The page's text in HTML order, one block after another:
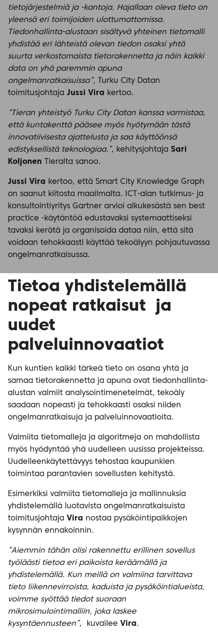
tietojärjestelmiä ja -kantoja. Hajallaan oleva tieto on
yleensä eri toimijoiden ulottumattomissa.
Tiedonhallinta-alustaan sisältyvä yhteinen tietomalli
yhdistää eri lähteistä olevan tiedon osaksi yhtä
suurta verkostomaista tietorakennetta ja näin kaikki
data on yhä paremmin apuna
ongelmanratkaisuissa”, Turku City Datan
toimitusjohtaja Jussi Vira kertoo.
“Tieran yhteistyö Turku City Datan kanssa varmistaa,
että kuntakenttä pääsee myös hyötymään tästä
innovatiivisesta ajattelusta ja saa käyttöönsä
edistyksellistä teknologiaa.”, kehitysjohtaja Sari
Koljonen Tieralta sanoo.
Jussi Vira kertoo, että Smart City Knowledge Graph
on saanut kiitosta maailmalta. ICT-alan tutkimus- ja
konsultointiyritys Gartner arvioi alkukesästä sen best
practice -käytäntöä edustavaksi systemaattiseksi
tavaksi kerätä ja organisoida dataa niin, että sitä
voidaan tehokkaasti käyttää tekoälyyn pohjautuvassa
ongelmanratkaisussa.
Tietoa yhdistelemällä
nopeat ratkaisut ja
uudet
palveluinnovaatiot
Kun kuntien kaikki tärkeä tieto on osana yhtä ja
samaa tietorakennetta ja apuna ovat tiedonhallinta-
alustan valmiit analysointimenetelmät, tekoäly
saadaan nopeasti ja tehokkaasti osaksi niiden
ongelmanratkaisuja ja palveluinnovaatioita.
Valmiita tietomalleja ja algoritmeja on mahdollista
myös hyödyntää yhä uudelleen uusissa projekteissa.
Uudelleenkäytettävyys tehostaa kaupunkien
toimintaa parantavien sovellusten kehitystä.
Esimerkiksi valmiita tietomalleja ja mallinnuksia
yhdistelemällä luotavista ongelmanratkaisuista
toimitusjohtaja Vira nostaa pysäköintipaikkojen
kysynnän ennakoinnin.
“Aiemmin tähän olisi rakennettu erillinen sovellus
työläästi tietoa eri paikoista keräämällä ja
yhdistelemällä. Kun meillä on valmiina tarvittava
tieto liikennevirroista, kaduista ja pysäköintialueista,
voimme syöttää tiedot suoraan
mikrosimulointimalliin, joka laskee
kysyntäennusteen”, kuvailee Vira.